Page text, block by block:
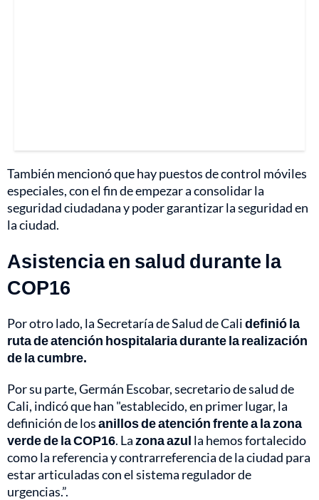
También mencionó que hay puestos de control móviles
especiales, con el fin de empezar a consolidar la
seguridad ciudadana y poder garantizar la seguridad en
la ciudad.
Asistencia en salud durante la
COP16
Por otro lado, la Secretaría de Salud de Calidefinió la
ruta de atención hospitalaria durante la realización
de la cumbre.
Por su parte, Germán Escobar, secretario de salud de
Cali, indicó que han "establecido, en primer lugar, la
definición de losanillos de atención frente a la zona
verde de la COP16. Lazona azul la hemos fortalecido
como la referencia y contrarreferencia de la ciudad para
estar articuladas con el sistema regulador de
urgencias.”.